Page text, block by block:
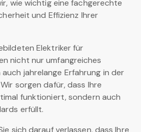
wie wichtig eine fachgerechte
und Effizienz Ihrer
Elektriker für
nicht nur umfangreiches
jahrelange Erfahrung in der
sorgen dafür, dass Ihre
funktioniert, sondern auch
erfüllt.